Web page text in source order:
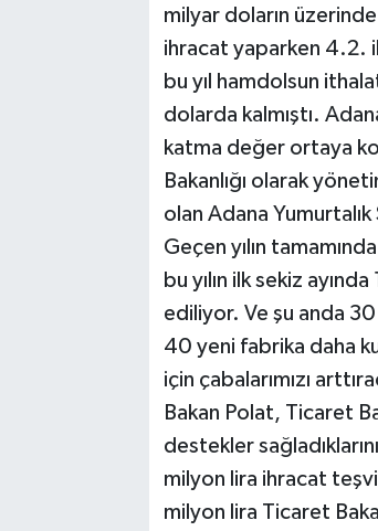
milyar doların
ihracat yaparken 4.2.
bu yıl hamdolsun
dolarda kalmıştı.
katma değer ortaya
Bakanlığı olarak
olan Adana
Geçen yılın
bu yılın ilk sekiz
ediliyor. Ve şu anda
40 yeni fabrika daha
için çabalarımızı
Bakan Polat, Ticaret
destekler
milyon lira ihracat
milyon lira Ticaret